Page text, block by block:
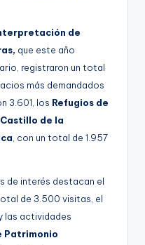
de
que este año
registraron un total
más demandados
3.601, los Refugios de
Castillo de la
, con un total de 1.957
de interés destacan el
de 3.500 visitas, el
las actividades
Patrimonio